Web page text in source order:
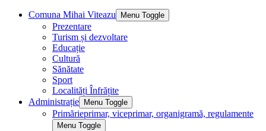
Comuna Mihai Viteazu Menu Toggle
Prezentare
Turism și dezvoltare
Educație
Cultură
Sănătate
Sport
Localități Înfrățite
Administrație
Menu Toggle
Primărieprimar, viceprimar, organigramă, regulamente
Menu Toggle